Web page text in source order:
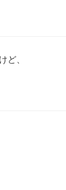
ど、